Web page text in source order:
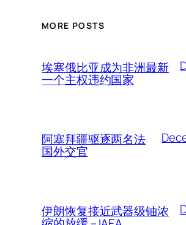
MORE POSTS
埃塞俄比亚成为非洲最新
一个主权违约国家
阿塞拜疆驱逐两名法
国外交官
伊朗恢复接近武器级铀浓